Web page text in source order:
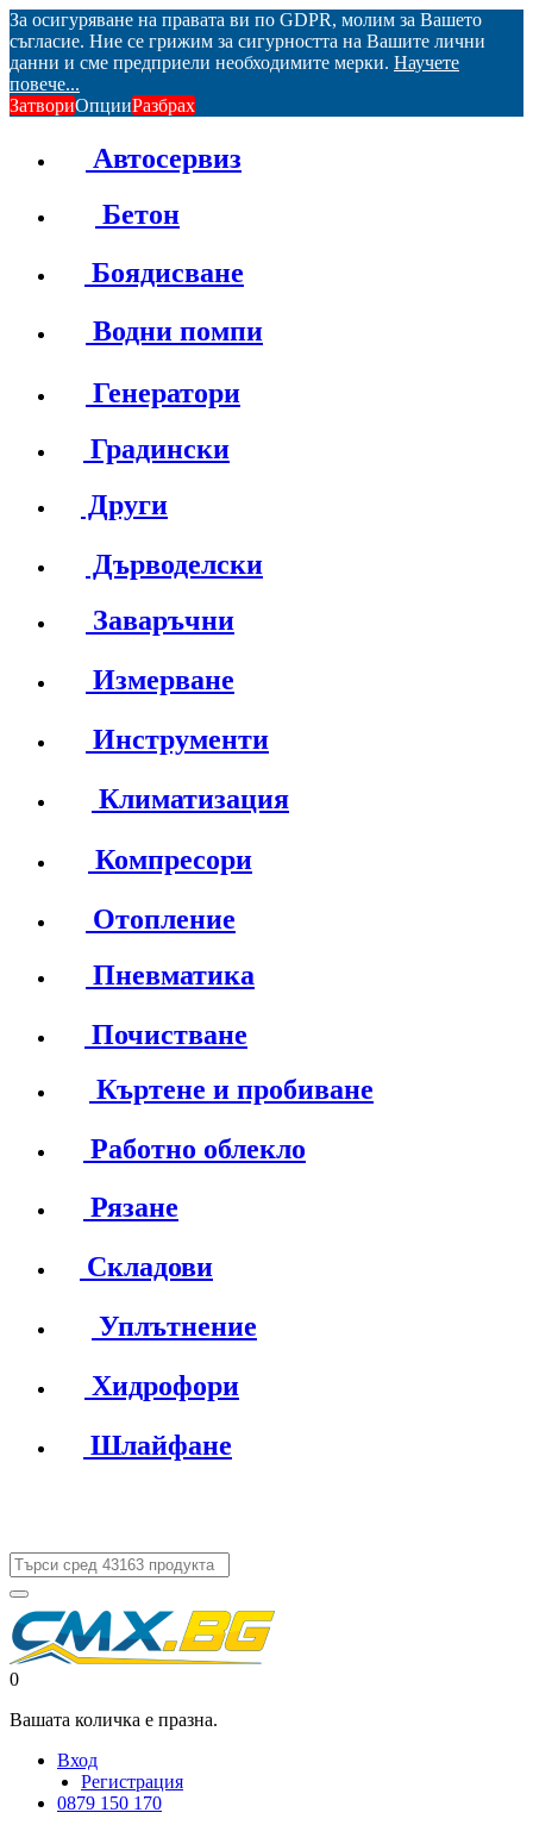
За осигуряване на правата ви по GDPR, молим за Вашето
съгласие. Ние се грижим за сигурността на Вашите лични
данни и сме предприели необходимите мерки. Научете
повече...
ЗатвориОпцииРазбрах
Автосервиз
Бетон
Боядисване
Водни помпи
Генератори
Градински
Други
Дърводелски
Заваръчни
Измерване
Инструменти
Климатизация
Компресори
Отопление
Пневматика
Почистване
Къртене и пробиване
Работно облекло
Рязане
Складови
Уплътнение
Хидрофори
Шлайфане
0
Вашата количка е празна.
Вход
Регистрация
0879 150 170